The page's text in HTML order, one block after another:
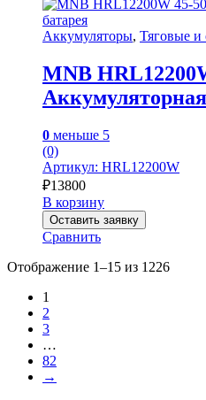
Аккумуляторы, Тяговые и
MNB
0 меньше 5
(0)
Артикул: HRL12200W
₽13800
В корзину
Оставить заявку
Сравнить
Отображение 1–15 из 1226
1
2
3
…
82
→